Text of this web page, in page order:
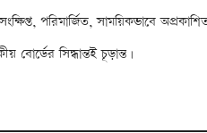
পরিমার্জিত, সাময়িকভাবে
বোর্ডের সিদ্ধান্তই চূড়ান্ত।